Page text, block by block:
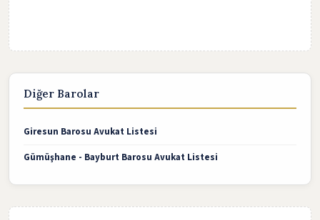
Diğer Barolar
Giresun Barosu Avukat Listesi
Gümüşhane - Bayburt Barosu Avukat Listesi